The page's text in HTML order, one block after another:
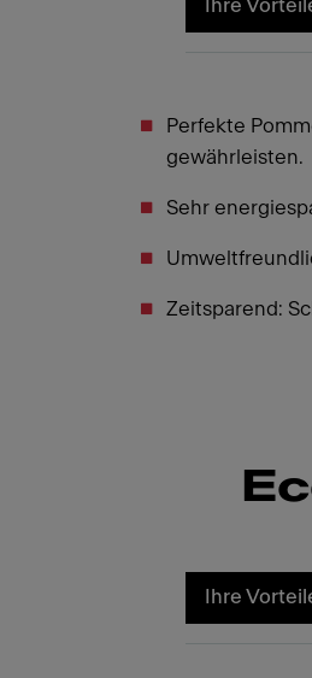
Ihre
Perfekte
gewährleisten.
Sehr
Zeitsparend:
Ihre